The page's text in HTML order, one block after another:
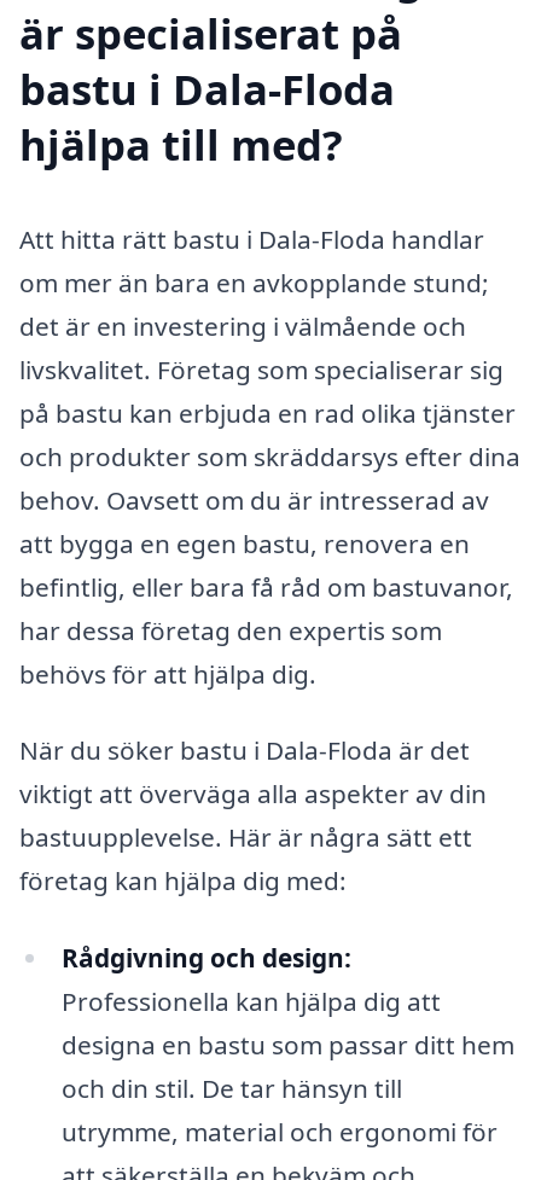
är specialiserat på
bastu i Dala-Floda
hjälpa till med?
Att hitta rätt bastu i Dala-Floda handlar
om mer än bara en avkopplande stund;
det är en investering i välmående och
livskvalitet. Företag som specialiserar sig
på bastu kan erbjuda en rad olika tjänster
och produkter som skräddarsys efter dina
behov. Oavsett om du är intresserad av
att bygga en egen bastu, renovera en
befintlig, eller bara få råd om bastuvanor,
har dessa företag den expertis som
behövs för att hjälpa dig.
När du söker bastu i Dala-Floda är det
viktigt att överväga alla aspekter av din
bastuupplevelse. Här är några sätt ett
företag kan hjälpa dig med:
Rådgivning och design:
Professionella kan hjälpa dig att
designa en bastu som passar ditt hem
och din stil. De tar hänsyn till
utrymme, material och ergonomi för